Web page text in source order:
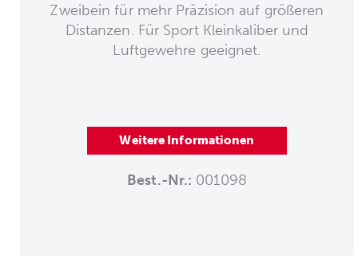
Zweibein für mehr Präzision auf größeren
Distanzen. Für Sport Kleinkaliber und
Luftgewehre geeignet.
Weitere Informationen
Best.-Nr.: 001098